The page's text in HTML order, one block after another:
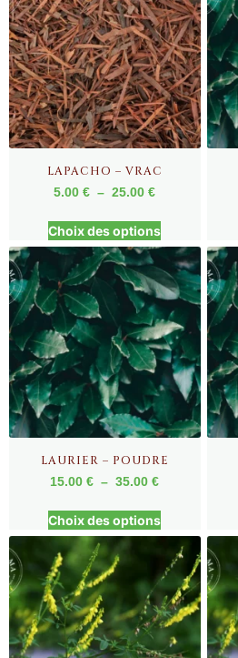
LAPACHO – VRAC
5.00€ – 25.00€
Choix des options
LAURIER – POUDRE
15.00€ – 35.00€
Choix des options